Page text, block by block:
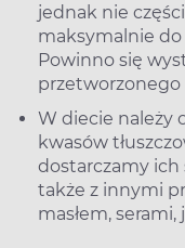
jednak nie
maksymalnie do
Powinno się
przetworzonego
W diecie należy
kwasów
dostarczamy ich
także z innymi
masłem,